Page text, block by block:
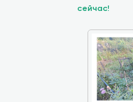
сейчас!